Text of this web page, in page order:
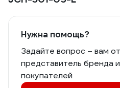
Нужна помощь?
Задайте вопрос – вам
представитель бренда
покупателей